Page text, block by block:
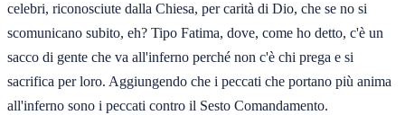
celebri, riconosciute dalla Chiesa, per carità di Dio, che se no si
scomunicano subito, eh? Tipo Fatima, dove, come ho detto, c'è un
sacco di gente che va all'inferno perché non c'è chi prega e si
sacrifica per loro. Aggiungendo che i peccati che portano più anima
all'inferno sono i peccati contro il Sesto Comandamento.